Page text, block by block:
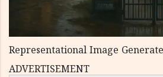
Representational Image
ADVERTISEMENT